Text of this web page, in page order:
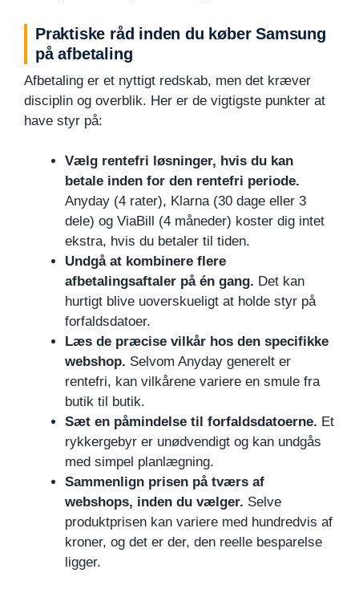
Praktiske råd inden du køber Samsung
på afbetaling
Afbetaling er et nyttigt redskab, men det kræver
disciplin og overblik. Her er de vigtigste punkter at
have styr på:
Vælg rentefri løsninger, hvis du kan
betale inden for den rentefri periode.
Anyday (4 rater), Klarna (30 dage eller 3
dele) og ViaBill (4 måneder) koster dig intet
ekstra, hvis du betaler til tiden.
Undgå at kombinere flere
afbetalingsaftaler på én gang. Det kan
hurtigt blive uoverskueligt at holde styr på
forfaldsdatoer.
Læs de præcise vilkår hos den specifikke
webshop. Selvom Anyday generelt er
rentefri, kan vilkårene variere en smule fra
butik til butik.
Sæt en påmindelse til forfaldsdatoerne. Et
rykkergebyr er unødvendigt og kan undgås
med simpel planlægning.
Sammenlign prisen på tværs af
webshops, inden du vælger. Selve
produktprisen kan variere med hundredvis af
kroner, og det er der, den reelle besparelse
ligger.